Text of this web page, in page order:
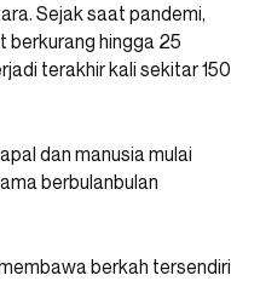
Sejak saat pandemi,
berkurang hingga 25
terakhir kali sekitar 150
dan manusia mulai
berbulanbulan
berkah tersendiri